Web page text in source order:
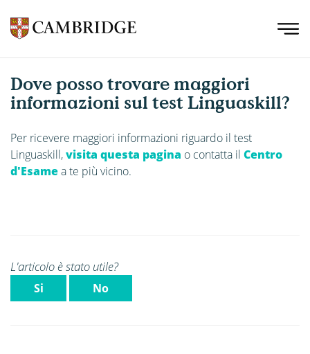
Dove posso trovare maggiori
informazioni sul test Linguaskill?
Per ricevere maggiori informazioni riguardo il test
Linguaskill,visita questa pagina o contatta il Centro
d'Esamea te più vicino.
L'articolo è stato utile?
Si No